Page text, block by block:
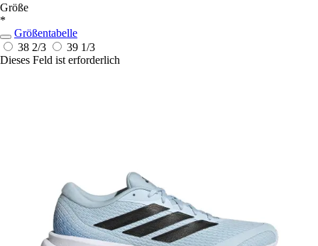
Größe
*
Größentabelle
38 2/3
39 1/3
Dieses Feld ist erforderlich